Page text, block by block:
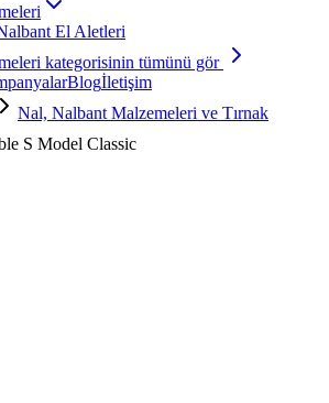
El Aletleri
kategorisinin tümünü gör
Blogİletişim
Nal, Nalbant Malzemeleri ve Tırnak
S Model Classic